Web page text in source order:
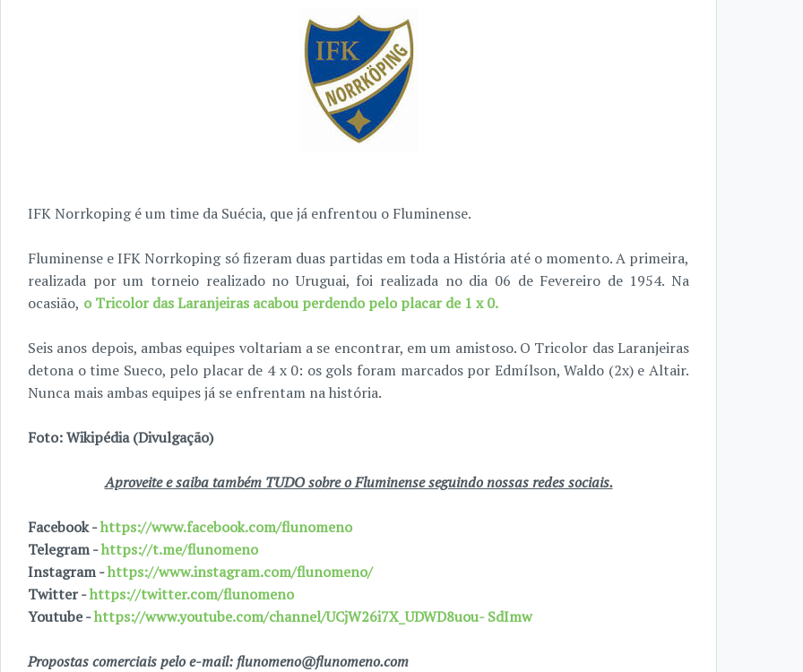
IFK Norrkoping é um time da Suécia, que já enfrentou o Fluminense.
Fluminense e IFK Norrkoping só fizeram duas partidas em toda a História até o momento. A primeira,
realizada por um torneio realizado no Uruguai, foi realizada no dia 06 de Fevereiro de 1954. Na
ocasião, o Tricolor das Laranjeiras acabou perdendo pelo placar de 1 x 0.
Seis anos depois, ambas equipes voltariam a se encontrar, em um amistoso. O Tricolor das Laranjeiras
detona o time Sueco, pelo placar de 4 x 0: os gols foram marcados por Edmílson, Waldo (2x) e Altair.
Nunca mais ambas equipes já se enfrentam na história.
Foto: Wikipédia (Divulgação)
Aproveite e saiba também TUDO sobre o Fluminense seguindo nossas redes sociais.
Facebook -https://www.facebook.com/flunomeno
Telegram -https://t.me/flunomeno
Instagram -https://www.instagram.com/flunomeno/
Twitter -https://twitter.com/flunomeno
Youtube -https://www.youtube.com/channel/UCjW26i7X_UDWD8uou- SdImw
Propostas comerciais pelo e-mail: flunomeno@flunomeno.com